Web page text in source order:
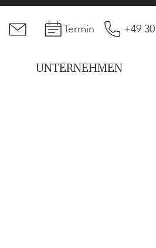
UNTERNEHMEN
Termin +49